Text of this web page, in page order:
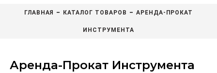
ГЛАВНАЯ КАТАЛОГ ТОВАРОВ АРЕНДА-ПРОКАТ
ИНСТРУМЕНТА
Аренда-Прокат Инструмента